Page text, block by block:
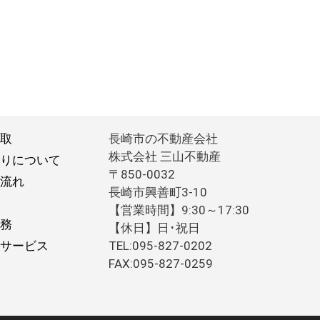
について
れ
ービス
長崎市の不動産会社
株式会社 三山不動産
〒850-0032
長崎市興善町3-10
【営業時間】9:30～17:30
【休日】日･祝日
TEL:095-827-0202
FAX:095-827-0259